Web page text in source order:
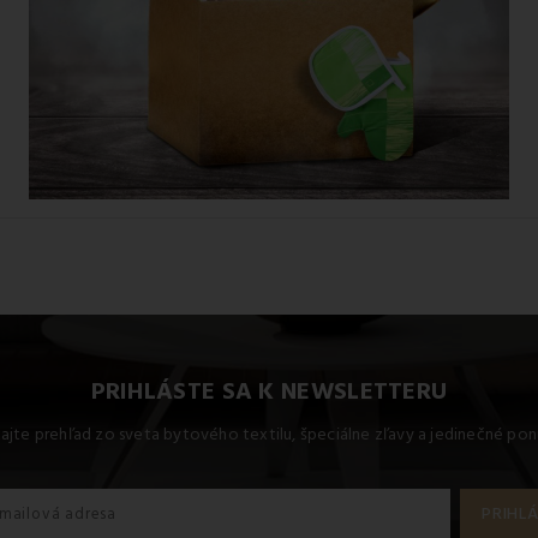
PRIHLÁSTE SA K NEWSLETTERU
prehľad zo sveta bytového textilu, špeciálne zľavy a jedinečné